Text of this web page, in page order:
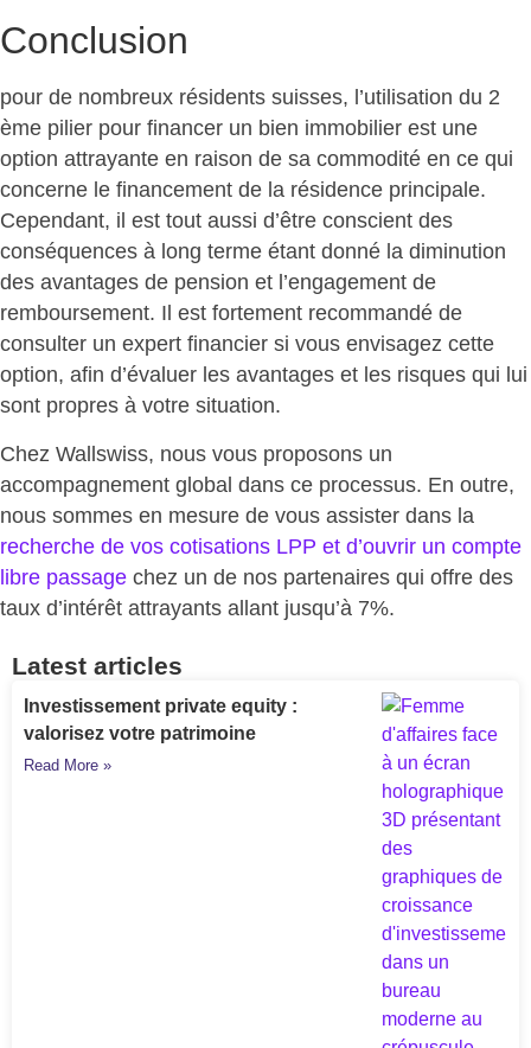
Conclusion
pour de nombreux résidents suisses, l’utilisation du 2
ème pilier pour financer un bien immobilier est une
option attrayante en raison de sa commodité en ce qui
concerne le financement de la résidence principale.
Cependant, il est tout aussi d’être conscient des
conséquences à long terme étant donné la diminution
des avantages de pension et l’engagement de
remboursement. Il est fortement recommandé de
consulter un expert financier si vous envisagez cette
option, afin d’évaluer les avantages et les risques qui lui
sont propres à votre situation.
Chez Wallswiss, nous vous proposons un
accompagnement global dans ce processus. En outre,
nous sommes en mesure de vous assister dans la
recherche de vos cotisations LPP et d’ouvrir un compte
libre passage chez un de nos partenaires qui offre des
taux d’intérêt attrayants allant jusqu’à 7%.
Latest articles
Investissement private equity :
valorisez votre patrimoine
Read More »